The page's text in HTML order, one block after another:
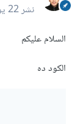
نشر22 يونيو 2024
السلام عليكم
الكود ده